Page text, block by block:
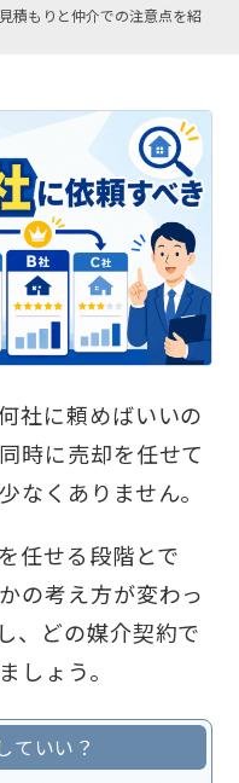
積もりと仲介での注意点を紹
社に頼めばいいの
時に売却を任せて
なくありません。
任せる段階とで
の考え方が変わっ
、どの媒介契約で
しょう。
ていい？